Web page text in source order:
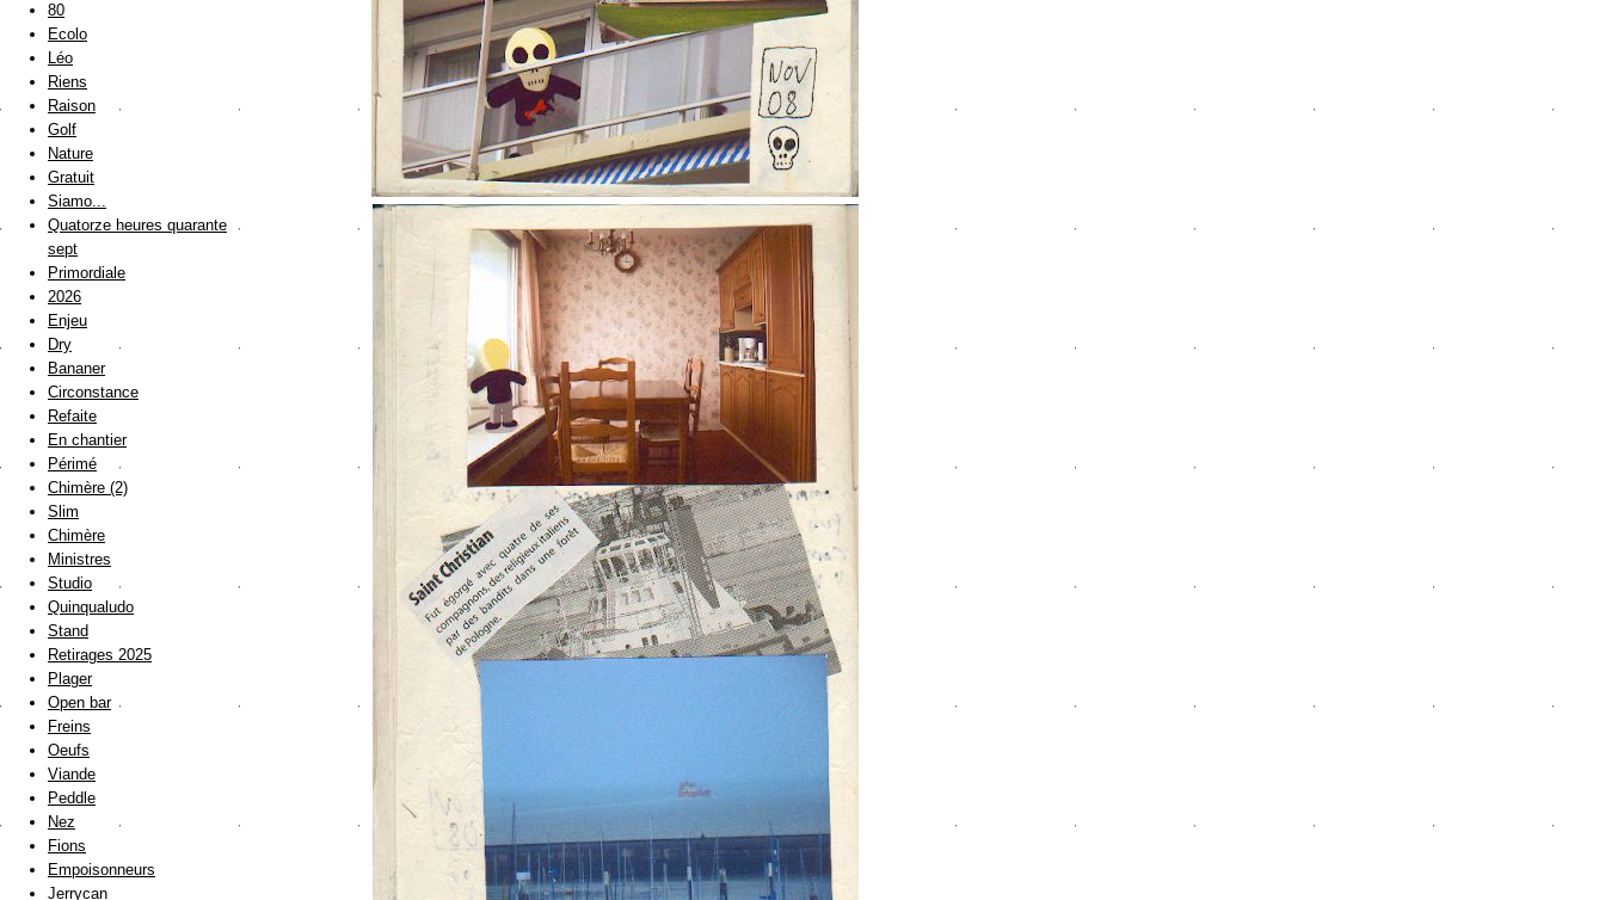
80
Ecolo
Léo
Riens
Raison
Golf
Nature
Gratuit
Siamo...
Quatorze heures quarante
sept
Primordiale
2026
Enjeu
Dry
Bananer
Circonstance
Refaite
En chantier
Périmé
Chimère (2)
Slim
Chimère
Ministres
Studio
Quinqualudo
Stand
Retirages 2025
Plager
Open bar
Freins
Oeufs
Viande
Peddle
Nez
Fions
Empoisonneurs
Jerrycan